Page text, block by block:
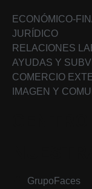
ECONÓMICO-
JURÍDICO
RELACIONES
AYUDAS Y
COMERCIO
IMAGEN Y
GrupoFaces